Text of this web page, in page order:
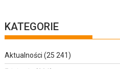
KATEGORIE
Aktualności (25 241)